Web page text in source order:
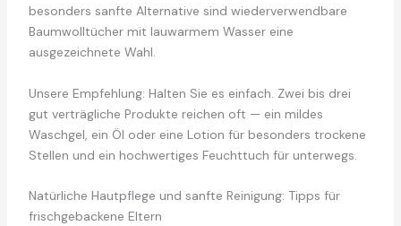
besonders sanfte Alternative sind wiederverwendbare
Baumwolltücher mit lauwarmem Wasser eine
ausgezeichnete Wahl.
Unsere Empfehlung: Halten Sie es einfach. Zwei bis drei
gut verträgliche Produkte reichen oft — ein mildes
Waschgel, ein Öl oder eine Lotion für besonders trockene
Stellen und ein hochwertiges Feuchttuch für unterwegs.
Natürliche Hautpflege und sanfte Reinigung: Tipps für
frischgebackene Eltern